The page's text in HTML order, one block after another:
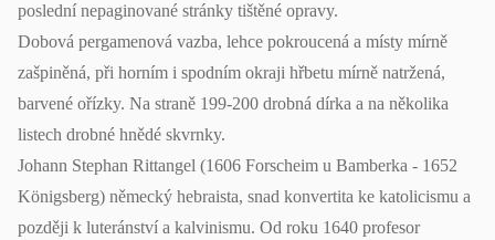
poslední nepaginované stránky tištěné opravy.
Dobová pergamenová vazba, lehce pokroucená a místy mírně
zašpiněná, při horním i spodním okraji hřbetu mírně natržená,
barvené ořízky. Na straně 199-200 drobná dírka a na několika
listech drobné hnědé skvrnky.
Johann Stephan Rittangel (1606 Forscheim u Bamberka - 1652
Königsberg) německý hebraista, snad konvertita ke katolicismu a
později k luteránství a kalvinismu. Od roku 1640 profesor